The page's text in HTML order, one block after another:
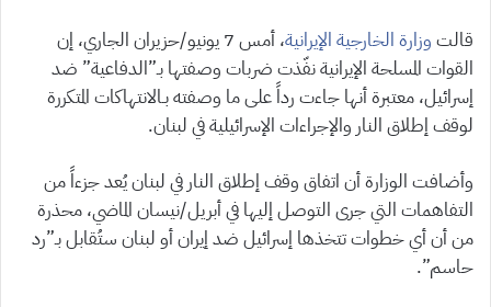
قالت وزارة الخارجية الإيرانية
، أمس 7 يونيو/حزيران الجاري، إن
القوات المسلحة الإيرانية نفّذت ضربات وصفتها بـ”الدفاعية” ضد
إسرائيل، معتبرة أنها جاءت رداً على ما وصفته بـالانتهاكات المتكررة
لوقف إطلاق النار والإجراءات الإسرائيلية في لبنان.
وأضافت الوزارة أن اتفاق وقف إطلاق النار في لبنان يُعد جزءاً من
التفاهمات التي جرى التوصل إليها في أبريل/نيسان الماضي، محذرة
من أن أي خطوات تتخذها إسرائيل ضد إيران أو لبنان ستُقابل بـ”رد
حاسم”.